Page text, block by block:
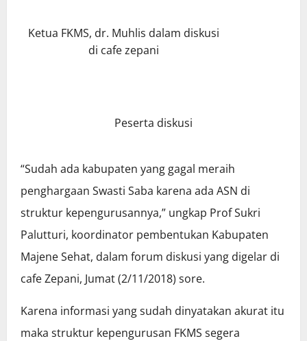
Ketua FKMS, dr. Muhlis dalam diskusi
di cafe zepani
Peserta diskusi
“Sudah ada kabupaten yang gagal meraih
penghargaan Swasti Saba karena ada ASN di
struktur kepengurusannya,” ungkap Prof Sukri
Palutturi, koordinator pembentukan Kabupaten
Majene Sehat, dalam forum diskusi yang digelar di
cafe Zepani, Jumat (2/11/2018) sore.
Karena informasi yang sudah dinyatakan akurat itu
maka struktur kepengurusan FKMS segera